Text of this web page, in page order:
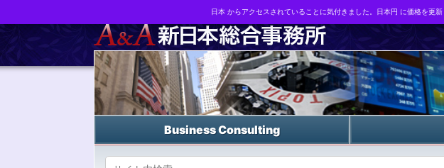
Business strategy reports, business matching and M&A in Japan
Business Consulting
日本 からアクセスされていることに気付きました。日本円 に価格を更